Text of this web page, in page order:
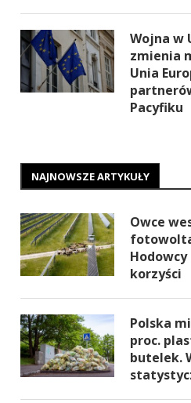
Wojna w
zmienia
Unia
Pacyfiku
NAJNOWSZE ARTYKUŁY
Owce
korzyści
Polska
proc.
butelek.